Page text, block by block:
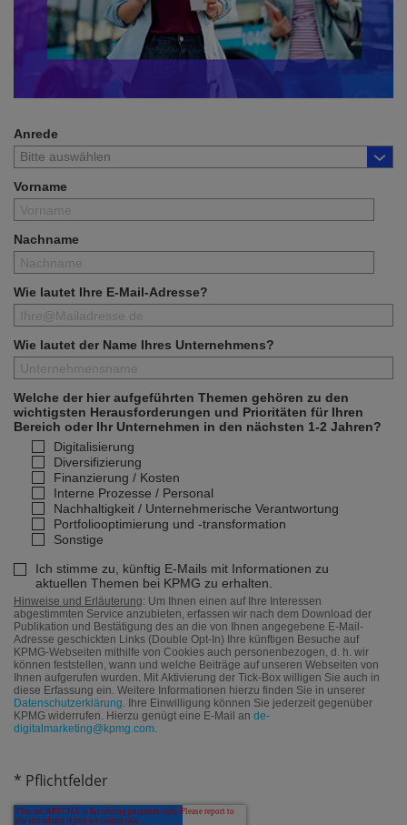
Anrede
Vorname
Nachname
Wie lautet Ihre E-Mail-Adresse?
Wie lautet der Name Ihres Unternehmens?
Welche der hier aufgeführten Themen gehören zu den
wichtigsten Herausforderungen und Prioritäten für Ihren
Bereich oder Ihr Unternehmen in den nächsten 1-2 Jahren?
Digitalisierung
Diversifizierung
Finanzierung / Kosten
Interne Prozesse / Personal
Nachhaltigkeit / Unternehmerische Verantwortung
Portfoliooptimierung und -transformation
Sonstige
Hinweise und Erläuterung: Um Ihnen einen auf Ihre Interessen
abgestimmten Service anzubieten, erfassen wir nach dem Download der
Publikation und Bestätigung des an die von Ihnen angegebene E-Mail-
Adresse geschickten Links (Double Opt-In) Ihre künftigen Besuche auf
KPMG-Webseiten mithilfe von Cookies auch personenbezogen, d. h. wir
können feststellen, wann und welche Beiträge auf unseren Webseiten von
Ihnen aufgerufen wurden. Mit Aktivierung der Tick-Box willigen Sie auch in
diese Erfassung ein. Weitere Informationen hierzu finden Sie in unserer
Datenschutzerklärung. Ihre Einwilligung können Sie jederzeit gegenüber
KPMG widerrufen. Hierzu genügt eine E-Mail an de-
digitalmarketing@kpmg.com.
Ich stimme zu, künftig E-Mails mit Informationen zu
aktuellen Themen bei KPMG zu erhalten.
* Pflichtfelder